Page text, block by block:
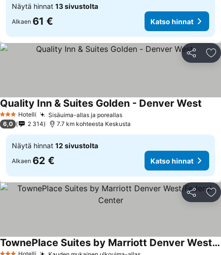
Näytä hinnat 13 sivustolta
Alkaen 61 € Katso hinnat
Jaa
3 Tähtiluokitus
Hotelli Sisäuima-allas ja poreallasKatso hinnat
Quality Inn & Suites Golden - Denver West
6,0 2 314 7.7 km kohteesta Keskusta
Näytä hinnat 12 sivustolta
Alkaen 62 € Katso hinnat
Jaa
Hotelli
TownePlace Suites by Marriott Denver West/Federal Center